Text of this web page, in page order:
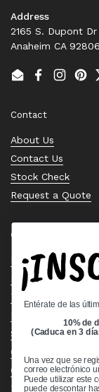
Address
2165 S. Dupont
Anaheim CA
EmailFacebook
Contact
About Us
Contact Us
Stock Check
Request a Quote
Quick links
Bearing
Privacy Policy
Terms & Conditions
Shipping Policy
Open Cookie
Comprehensive
Track your Order
Entérate de las
10% de
(Caduca en 3
Una vez que se
correo electrónico
Puede utilizar este
puede descontar